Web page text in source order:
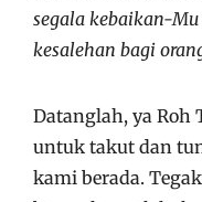
segala kebaikan-
kesalehan bagi
Datanglah, ya Roh
untuk takut dan
kami berada.